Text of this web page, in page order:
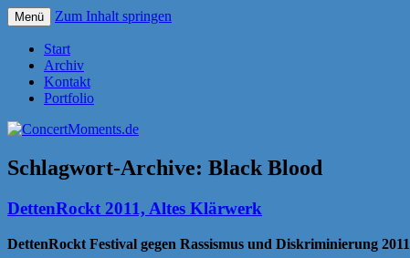
ConcertMoments.de
Menü Zum Inhalt springen
Start
Archiv
Kontakt
Portfolio
Schlagwort-Archive: Black Blood
DettenRockt 2011, Altes Klärwerk
DettenRockt Festival gegen Rassismus und Diskriminierung 2011